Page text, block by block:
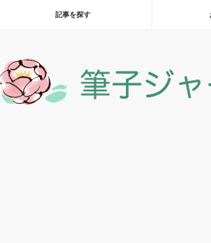
記事を探す